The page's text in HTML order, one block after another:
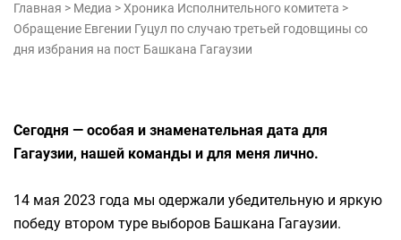
Главная > Медиа >Хроника Исполнительного комитета >
Обращение Евгении Гуцул по случаю третьей годовщины со
дня избрания на пост Башкана Гагаузии
Сегодня — особая и знаменательная дата для
Гагаузии, нашей команды и для меня лично.
14 мая 2023 года мы одержали убедительную и яркую
победу втором туре выборов Башкана Гагаузии.